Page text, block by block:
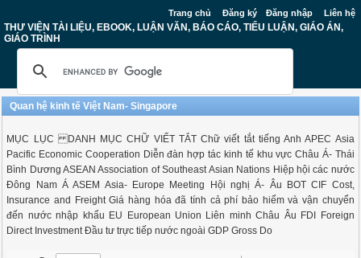
Trang chủ Đăng ký Đăng nhập Liên hệ
THƯ VIỆN TÀI LIỆU, EBOOK, LUẬN VĂN, BÁO CÁO, TIỂU LUẬN, GIÁO ÁN,
GIÁO TRÌNH
Quan hệ kinh tế Việt Nam- Singapore
MỤC LỤC DANH MỤC CHỮ VIẾT TẮT Chữ viết tắt tiếng Anh APEC Asia
Pacific Economic Cooperation Diễn đàn hợp tác kinh tế khu vực Châu Á- Thái
Bình Dương ASEAN Association of Southeast Asian Nations Hiệp hội các nước
Đông Nam Á ASEM Asia- Europe Meeting Hội nghị Á- Âu BOT CIF Cost,
Insurance and Freight Giá hàng hóa đã tính cả phí bảo hiểm và vận chuyển
đến nước nhập khẩu EU European Union Liên minh Châu Âu FDI Foreign
Direct Investment Đầu tư trực tiếp nước ngoài GDP Gross Do